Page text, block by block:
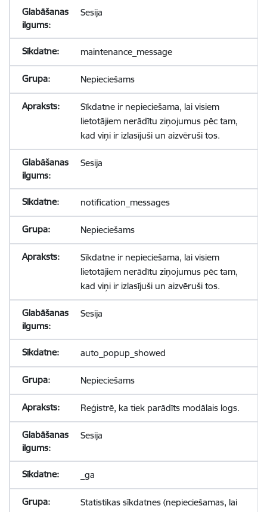
Sesija
maintenance_message
Nepieciešams
Sīkdatne ir nepieciešama, lai visiem
lietotājiem nerādītu ziņojumus pēc tam,
kad viņi ir izlasījuši un aizvēruši tos.
Sesija
notification_messages
Nepieciešams
Sīkdatne ir nepieciešama, lai visiem
lietotājiem nerādītu ziņojumus pēc tam,
kad viņi ir izlasījuši un aizvēruši tos.
Sesija
auto_popup_showed
Nepieciešams
Reģistrē, ka tiek parādīts modālais logs.
Sesija
_ga
Statistikas sīkdatnes (nepieciešamas, lai